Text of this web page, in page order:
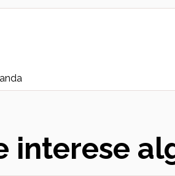
interese